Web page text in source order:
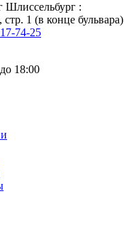
Шлиссельбург :
1 (в конце бульвара)
74-25
18:00